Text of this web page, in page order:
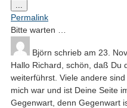
...
Metabox
ein-/ausblenden.
Permalink
Bitte warten …
Björn schrieb am 23.
Hallo Richard, schön, daß Du
weiterführst. Viele andere
mich war und ist Deine Seite
Gegenwart, denn Gegenwart